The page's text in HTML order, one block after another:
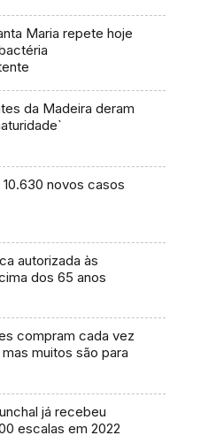
Maria repete hoje
da Madeira deram
10.630 novos casos
autorizada às
dos 65 anos
compram cada vez
muitos são para
já recebeu
escalas em 2022